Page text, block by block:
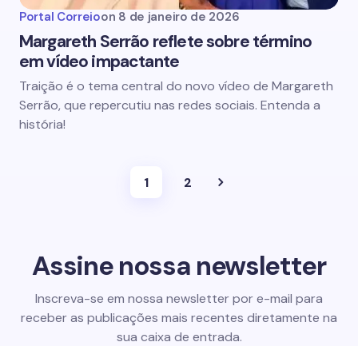
Portal Correioon 8 de janeiro de 2026
Margareth Serrão reflete sobre término
em vídeo impactante
Traição é o tema central do novo vídeo de Margareth
Serrão, que repercutiu nas redes sociais. Entenda a
história!
1 2
Assine nossa newsletter
Inscreva-se em nossa newsletter por e-mail para
receber as publicações mais recentes diretamente na
sua caixa de entrada.